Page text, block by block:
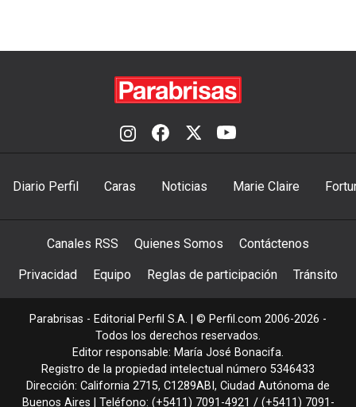
Diario Perfil Caras Noticias Marie Claire
Canales RSS Quienes Somos Contáctenos
Privacidad Equipo Reglas de participación Tránsito
Parabrisas - Editorial Perfil S.A. | © Perfil.com 2006-2026 -
Todos los derechos reservados.
Editor responsable: María José Bonacifa.
Registro de la propiedad intelectual número 5346433
Dirección: California 2715, C1289ABI , Ciudad Autónoma de
Buenos Aires | Teléfono: (+5411) 7091-4921 / (+5411) 7091-